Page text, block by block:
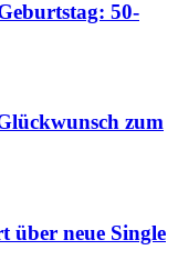
50-
zum
neue Single